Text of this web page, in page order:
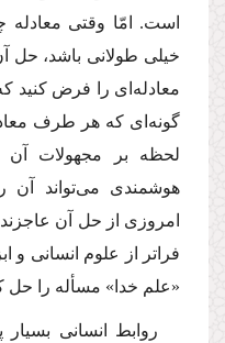
است. امّا وقتى
خیلى طولانى باشد، حل
معادله‌اى را فرض كنید
گونه‌اى كه هر طرف
لحظه بر مجهولات آن
هوشمندى مى‌تواند آن
امروزى از حل آن
فراتر از علوم انسانى و
«علم خدا» مسأله را حل
روابط انسانى بسیار